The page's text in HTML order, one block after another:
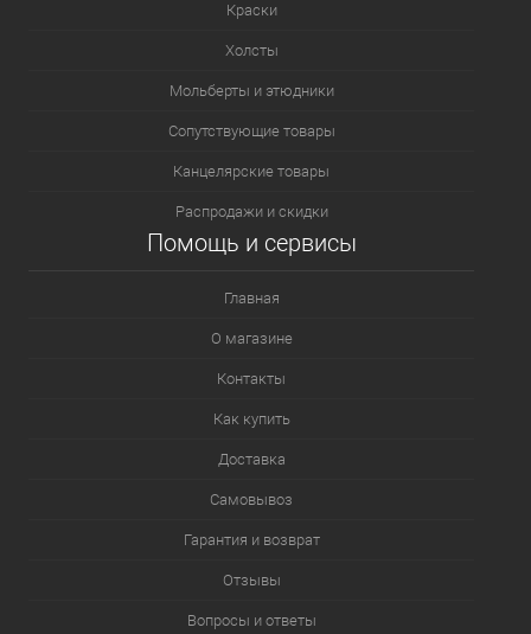
Краски
Холсты
Мольберты и этюдники
Сопутствующие товары
Канцелярские товары
Распродажи и скидки
Помощь и сервисы
Главная
О магазине
Контакты
Как купить
Доставка
Самовывоз
Гарантия и возврат
Отзывы
Вопросы и ответы